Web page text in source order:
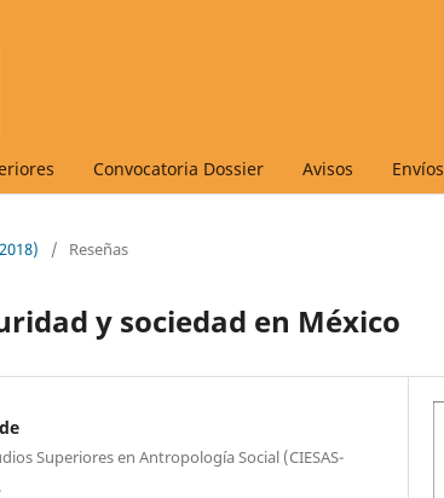
Convocatoria Dossier Avisos Envíos
/ Reseñas
y sociedad en México
Superiores en Antropología Social (CIESAS-